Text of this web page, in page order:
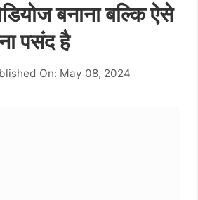
बनाना बल्कि ऐसे
पसंद है
On: May 08, 2024